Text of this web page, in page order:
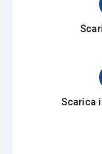
Avverso tale
Sul rilievo
infondatezza del
Scarica